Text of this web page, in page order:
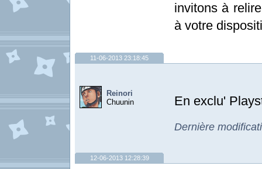
invitons à
à votre
11-06-2013 23:18:45
Reinori
Chuunin
En exclu'
Dernière
12-06-2013 12:28:39